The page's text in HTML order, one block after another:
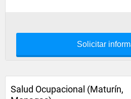
Solicitar
Salud Ocupacional (Maturín,